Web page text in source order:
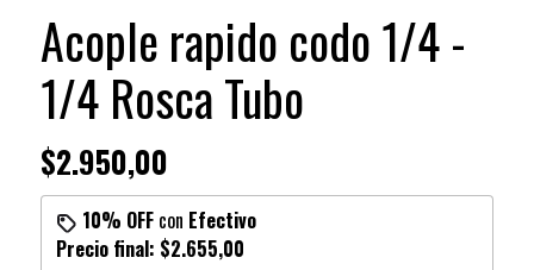
Acople rapido codo 1/4 -
1/4 Rosca Tubo
$2.950,00
10% OFFcon Efectivo
Precio final: $2.655,00